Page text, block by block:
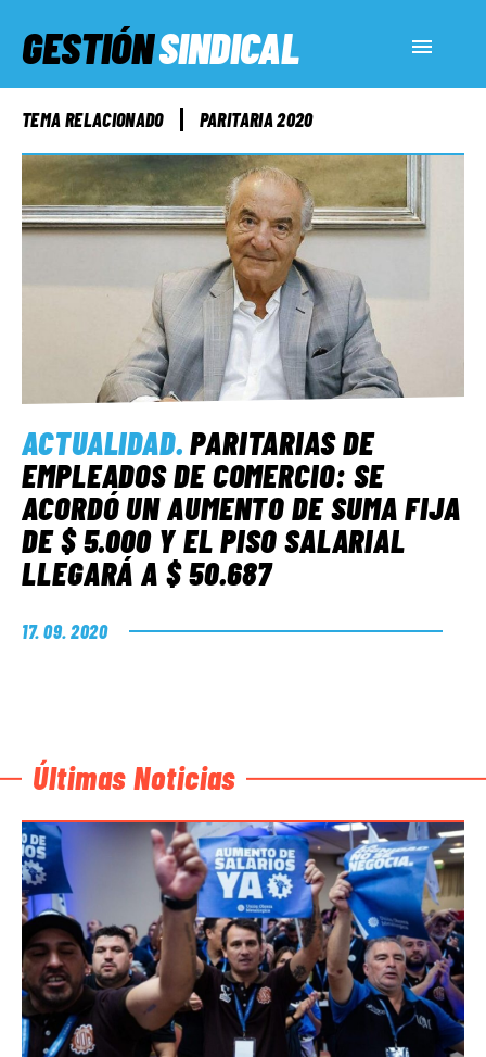
GESTIÓNSINDICAL
ACTUALIDAD
SERVICIOS SOCIALES
INFORMES ESPECIALES
FUERA DE MEGÁFONO
EL LADO «G»
TEMA RELACIONADO PARITARIA 2020
ACTUALIDAD.PARITARIAS DE
EMPLEADOS DE COMERCIO: SE
ACORDÓ UN AUMENTO DE SUMA FIJA
DE $ 5.000 Y EL PISO SALARIAL
LLEGARÁ A $ 50.687
17. 09. 2020
Últimas Noticias